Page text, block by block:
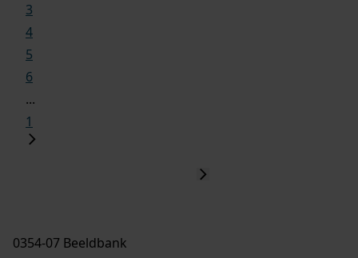
3
4
5
6
...
1
0354-07 Beeldbank